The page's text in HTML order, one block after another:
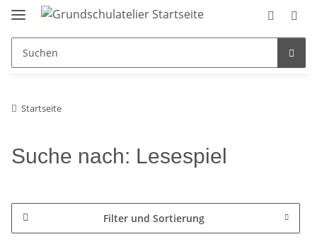
Startseite
Suche nach: Lesespiel
Filter und Sortierung